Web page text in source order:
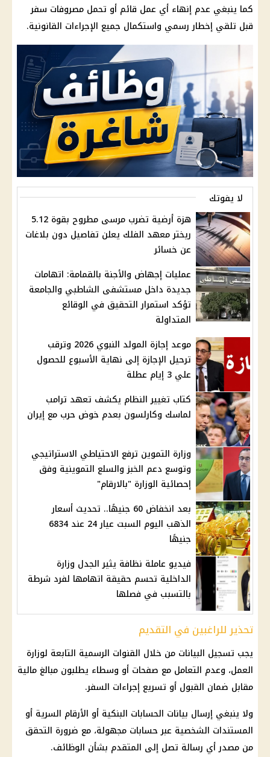
كما ينبغي عدم إنهاء أي عمل قائم أو تحمل مصروفات سفر
قبل تلقي إخطار رسمي واستكمال جميع الإجراءات القانونية.
لا يفوتك
هزة أرضية تضرب مرسى مطروح بقوة 5.12
ريختر معهد الفلك يعلن تفاصيل دون بلاغات
عن خسائر
عمليات إجهاض والأجنة بالقمامة: اتهامات
جديدة داخل مستشفى الشاطبي والجامعة
تؤكد استمرار التحقيق في الوقائع
المتداولة
موعد إجازة المولد النبوي 2026 وترقب
ترحيل الإجازة إلى نهاية الأسبوع للحصول
علي 3 إيام عطلة
كتاب تغيير النظام يكشف تعهد ترامب
لماسك وكارلسون بعدم خوض حرب مع إيران
وزارة التموين ترفع الاحتياطي الاستراتيجي
وتوسع دعم الخبز والسلع التموينية وفق
إحصائية الوزارة "بالارقام"
بعد انخفاض 60 جنيهًا.. تحديث أسعار
الذهب اليوم السبت عيار 24 عند 6834
جنيهًا
فيديو عاملة نظافة يثير الجدل وزارة
الداخلية تحسم حقيقة اتهامها لفرد شرطة
بالتسبب في فصلها
تحذير للراغبين في التقديم
يجب تسجيل البيانات من خلال القنوات الرسمية التابعة لوزارة
العمل، وعدم التعامل مع صفحات أو وسطاء يطلبون مبالغ مالية
مقابل ضمان القبول أو تسريع إجراءات السفر.
ولا ينبغي إرسال بيانات الحسابات البنكية أو الأرقام السرية أو
المستندات الشخصية عبر حسابات مجهولة، مع ضرورة التحقق
من مصدر أي رسالة تصل إلى المتقدم بشأن الوظائف.